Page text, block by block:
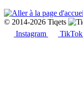
© 2014-2026 Tiqets
Instagram
TikTok